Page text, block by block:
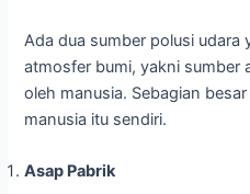
Ada dua sumber polusi udara
atmosfer bumi, yakni sumber
oleh manusia. Sebagian
manusia itu sendiri.
Asap Pabrik